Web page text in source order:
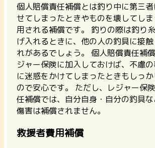
個人賠償責任補償とは釣り中に第三
せてしまったときやものを壊してし
用される補償です。 釣りの際は釣り
げ入れるときに、他の人の釣具に接
れがあるでしょう。 個人賠償責任補
ジャー保険に加入しておけば、 不慮
に迷惑をかけてしまったときもしっ
ので安心です。
ただし、レジャー保
任補償では、自分自身・自分の釣具
傷害は補償されません。
救援者費用補償